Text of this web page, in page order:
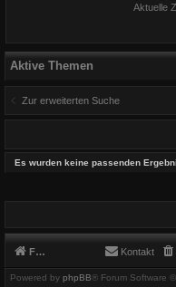
Aktuelle
Aktive Themen
Zur erweiterten Suche
Es wurden keine passenden
Foren-Übersicht Kontakt
Powered by phpBB® Forum Software